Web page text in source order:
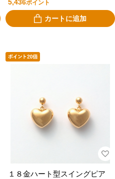
5,436ポイント
カートに追加
１８金ハート型スイングピア